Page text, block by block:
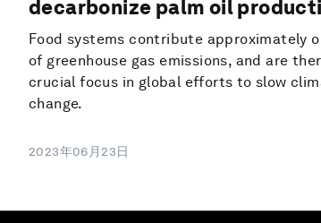
decarbonize palm oil
Food systems contribute approximately
of greenhouse gas emissions, and are
crucial focus in global efforts to slow
change.
2023年06月23日